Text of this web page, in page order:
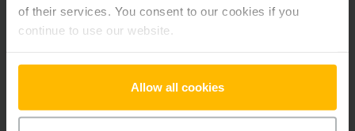
of their services. You consent to our cookies if you
continue to use our website.
Allow all cookies
Technické údaje
Batéria
Oloveno-kyselinová, 24 V /
150 Ah
Nabíjač Áno, 24 V / 30 A